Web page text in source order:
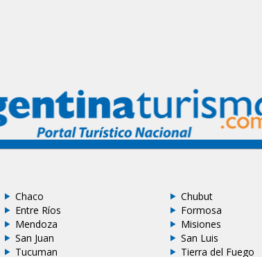
Chaco Chubut
Entre Ríos Formosa
Mendoza Misiones
San Juan San Luis
Tucuman Tierra del Fuego